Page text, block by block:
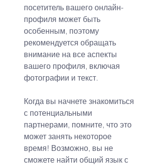
посетитель вашего онлайн-
профиля может быть
особенным, поэтому
рекомендуется обращать
внимание на все аспекты
вашего профиля, включая
фотографии и текст.
Когда вы начнете знакомиться
с потенциальными
партнерами, помните, что это
может занять некоторое
время! Возможно, вы не
сможете найти общий язык с